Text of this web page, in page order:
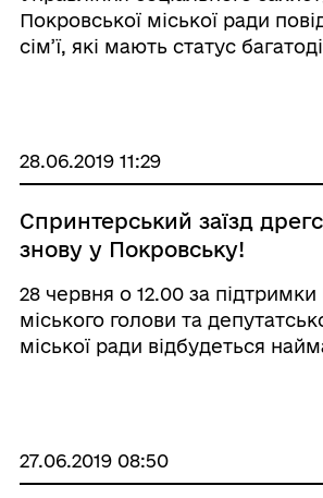
Покровської міської ради
сім’ї, які мають статус
28.06.2019 11:29
Спринтерський заїзд
знову у Покровську!
28 червня о 12.00 за
міського голови та
міської ради відбудеться
Підкреслю ...
27.06.2019 08:50